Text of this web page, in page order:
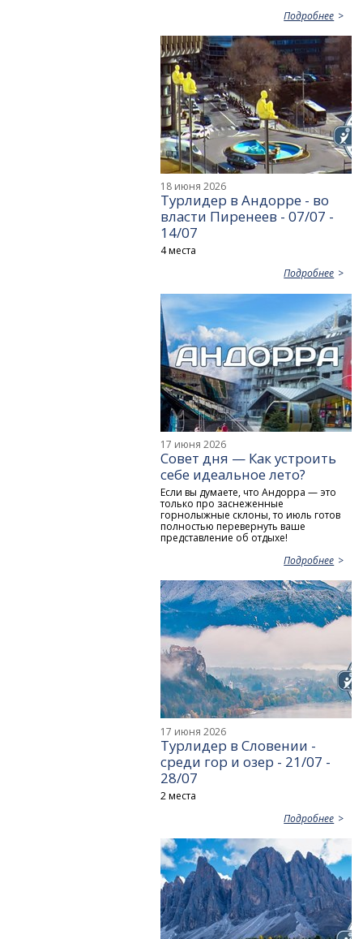
Подробнее
18 июня 2026
Турлидер в Андорре - во
власти Пиренеев - 07/07 -
14/07
4 места
Подробнее
17 июня 2026
Совет дня — Как устроить
себе идеальное лето?
Если вы думаете, что Андорра — это
только про заснеженные
горнолыжные склоны, то июль готов
полностью перевернуть ваше
представление об отдыхе!
Подробнее
17 июня 2026
Турлидер в Словении -
среди гор и озер - 21/07 -
28/07
2 места
Подробнее